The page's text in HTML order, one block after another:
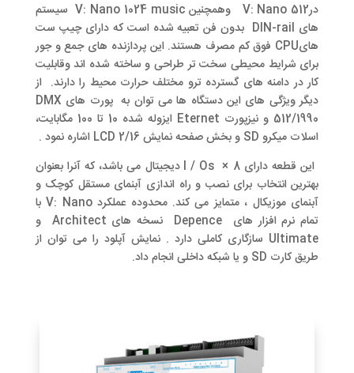
درV: Nano 512 وهمچنین V: Nano 1024 music سیستم
های DIN-rail بدون فن تعبیه شده است که دارای چیپ ست
هایCPU فوق کم مصرف هستند. این پردازنده های جمع و جور
برای شرایط محیطی سخت تر طراحی و ساخته شده اند وقابلیت
کار در دامنه های گسترده ترو مختلف حرارت محیط را دارند. از
دیگر ویژگی های این دستگاه ها می توان به پورت های DMX
512/1990 و نیزپورت Eternet ایزوله شده 10 تا 100 مگابایت،
اسلات میکرو SD و بخش صفحه نمایش LCD 2/16 اشاره نمود .
این قطعه دارای 8 × I / Os دیجیتال می باشد، که آنرا بعنوان
بهترین انتخاب برای نصب و راه اندازی آبنمای مستقل کوچک و
آبنمای موزیکال ، متمایز می کند. محدوده عملکرد V: Nano با
تمام نرم افزار های Depence نسخه های Architect و
Ultimate سازگاری کاملی دارد . نمایش آپلود را می توان از
طریق کارت SD و یا شبکه داخلی انجام داد.